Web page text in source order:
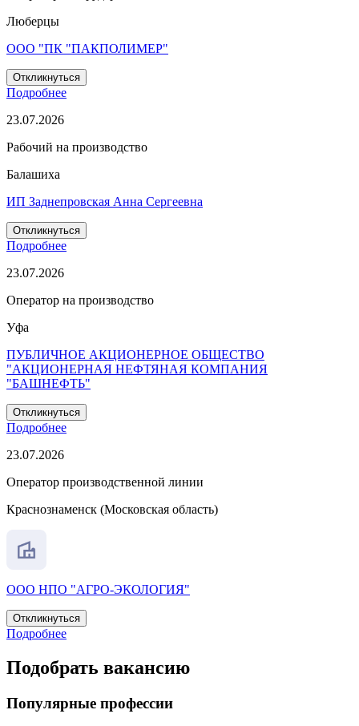
Люберцы
ООО "ПК "ПАКПОЛИМЕР"
Откликнуться
Подробнее
23.07.2026
Рабочий на производство
Балашиха
ИП Заднепровская Анна Сергеевна
Откликнуться
Подробнее
23.07.2026
Оператор на производство
Уфа
ПУБЛИЧНОЕ АКЦИОНЕРНОЕ ОБЩЕСТВО
"АКЦИОНЕРНАЯ НЕФТЯНАЯ КОМПАНИЯ
"БАШНЕФТЬ"
Откликнуться
Подробнее
23.07.2026
Оператор производственной линии
Краснознаменск (Московская область)
ООО НПО "АГРО-ЭКОЛОГИЯ"
Откликнуться
Подробнее
Подобрать вакансию
Популярные профессии